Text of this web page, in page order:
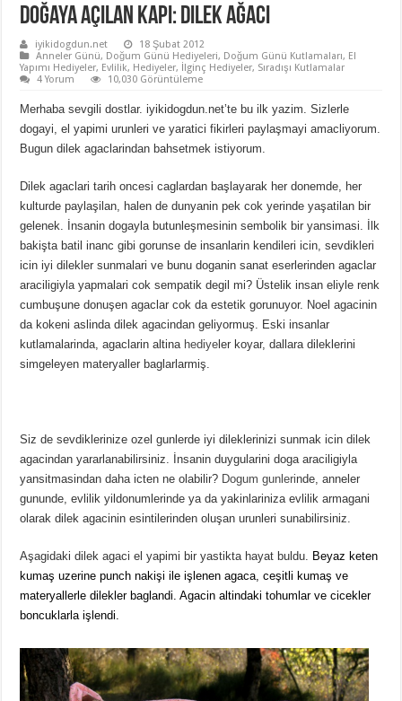
Doğaya Açılan Kapı: Dilek Ağacı
iyikidogdun.net
18 Şubat 2012
Anneler Günü, Doğum Günü Hediyeleri, Doğum Günü Kutlamaları, El
Yapımı Hediyeler, Evlilik, Hediyeler, İlginç Hediyeler, Sıradışı Kutlamalar
4 Yorum
10,030 Görüntüleme
Merhaba sevgili dostlar. iyikidogdun.net’te bu ilk yazim. Sizlerle
dogayi, el yapimi urunleri ve yaratici fikirleri paylaşmayi amacliyorum.
Bugun dilek agaclarindan bahsetmek istiyorum.
Dilek agaclari tarih oncesi caglardan başlayarak her donemde, her
kulturde paylaşilan, halen de dunyanin pek cok yerinde yaşatilan bir
gelenek. İnsanin dogayla butunleşmesinin sembolik bir yansimasi. İlk
bakişta batil inanc gibi gorunse de insanlarin kendileri icin, sevdikleri
icin iyi dilekler sunmalari ve bunu doganin sanat eserlerinden agaclar
araciligiyla yapmalari cok sempatik degil mi? Üstelik insan eliyle renk
cumbuşune donuşen agaclar cok da estetik gorunuyor. Noel agacinin
da kokeni aslinda dilek agacindan geliyormuş. Eski insanlar
kutlamalarinda, agaclarin altina hediyeler koyar, dallara dileklerini
simgeleyen materyaller baglarlarmiş.
Siz de sevdiklerinize ozel gunlerde iyi dileklerinizi sunmak icin dilek
agacindan yararlanabilirsiniz. İnsanin duygularini doga araciligiyla
yansitmasindan daha icten ne olabilir? Dogum gunlerinde, anneler
gununde, evlilik yildonumlerinde ya da yakinlariniza evlilik armagani
olarak dilek agacinin esintilerinden oluşan urunleri sunabilirsiniz.
Aşagidaki dilek agaci el yapimi bir yastikta hayat buldu. Beyaz keten
kumaş uzerine punch nakişi ile işlenen agaca, ceşitli kumaş ve
materyallerle dilekler baglandi. Agacin altindaki tohumlar ve cicekler
boncuklarla işlendi.